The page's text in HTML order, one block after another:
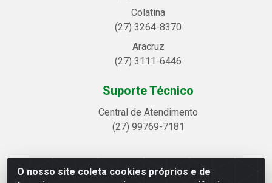
O nosso site coleta cookies próprios e de
Colatina
(27) 3264-8370
Aracruz
(27) 3111-6446
Suporte Técnico
Central de Atendimento
(27) 99769-7181
Linhavix Distribuidora LTDA - Avenida Alegre, 2521 -